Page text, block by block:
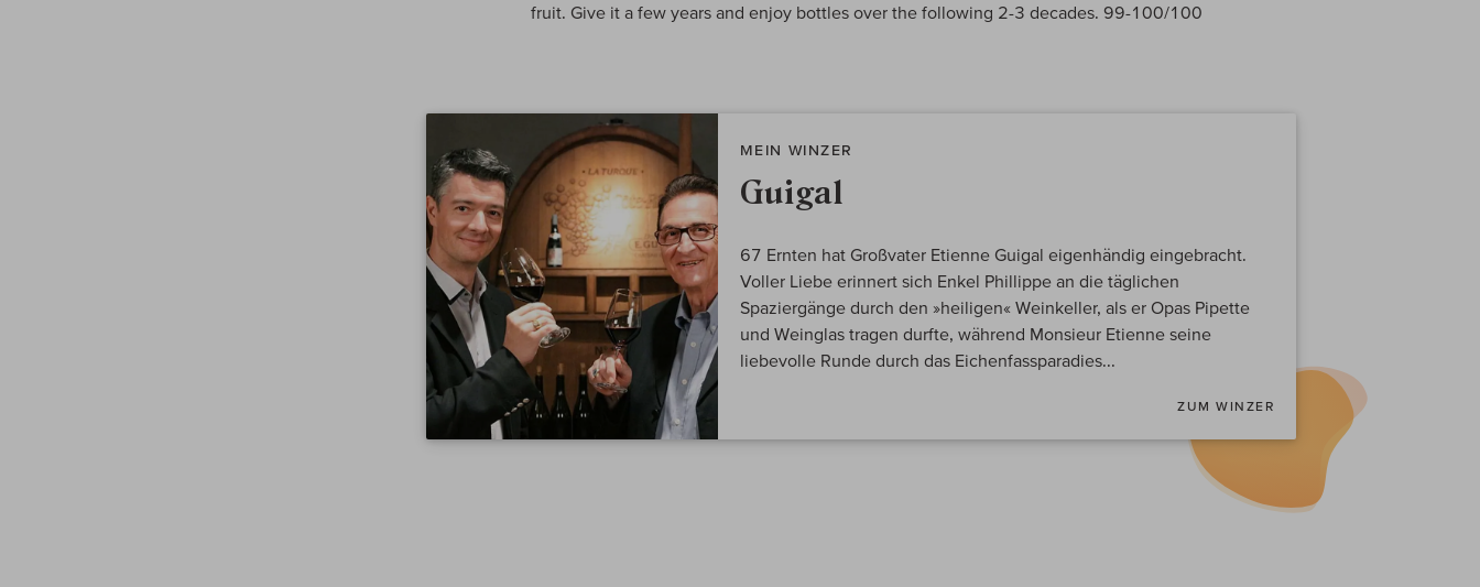
fruit. Give it a few years and enjoy bottles over the following 2-3 decades. 99-100/100
MEIN WINZER
Guigal
67 Ernten hat Großvater Etienne Guigal eigenhändig eingebracht.
Voller Liebe erinnert sich Enkel Phillippe an die täglichen
Spaziergänge durch den »heiligen« Weinkeller, als er Opas Pipette
und Weinglas tragen durfte, während Monsieur Etienne seine
liebevolle Runde durch das Eichenfassparadies...
ZUM WINZER